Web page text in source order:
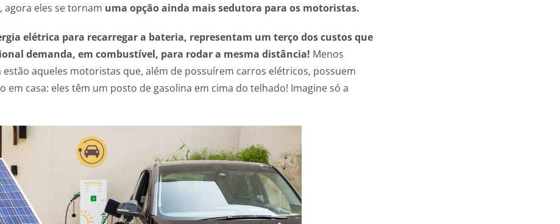
eles se tornam uma opção ainda mais sedutora para os motoristas.
elétrica para recarregar a bateria, representam um terço dos custos que
demanda, em combustível, para rodar a mesma distância! Menos
aqueles motoristas que, além de possuírem carros elétricos, possuem
em casa: eles têm um posto de gasolina em cima do telhado! Imagine só a